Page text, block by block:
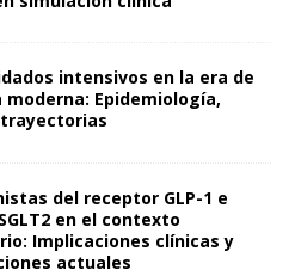
intensivos en la era de
moderna: Epidemiología,
del receptor GLP-1 e
en el contexto
Implicaciones clínicas y
actuales